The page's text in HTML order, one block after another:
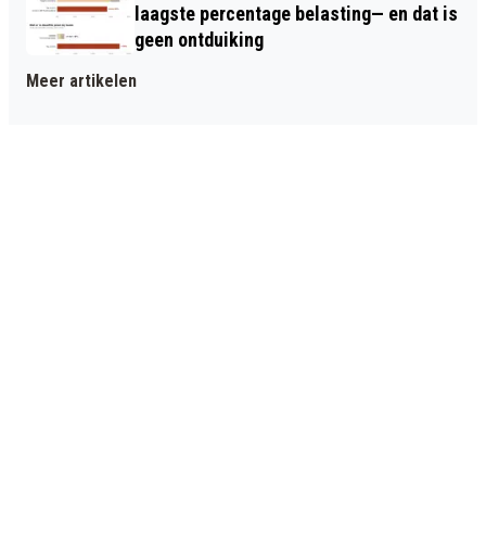
laagste percentage belasting— en dat is
geen ontduiking
Meer artikelen